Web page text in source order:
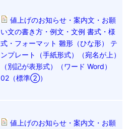
値上げのお知らせ・案内文・お願
い文の書き方・例文・文例 書式・様
式・フォーマット 雛形（ひな形） テ
ンプレート（手紙形式）（宛名が上）
（別記が表形式）（ワード Word）
02（標準②）
値上げのお知らせ・案内文・お願